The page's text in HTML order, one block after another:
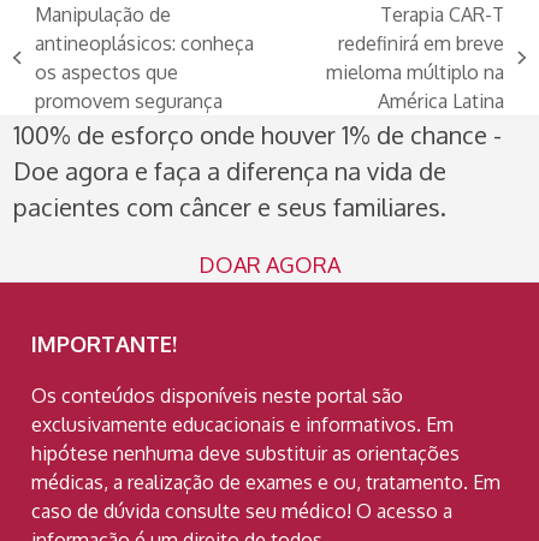
previous
post:
Manipulação de
antineoplásicos: conheça
os aspectos que
promovem segurança
next
Terapia CAR-T
redefinirá em breve
mieloma múltiplo na
América Latina
100% de esforço onde houver 1% de chance -
Doe agora e faça a diferença na vida de
pacientes com câncer e seus familiares.
DOAR AGORA
IMPORTANTE!
Os conteúdos disponíveis neste portal são
exclusivamente educacionais e informativos. Em
hipótese nenhuma deve substituir as orientações
médicas, a realização de exames e ou, tratamento. Em
caso de dúvida consulte seu médico! O acesso a